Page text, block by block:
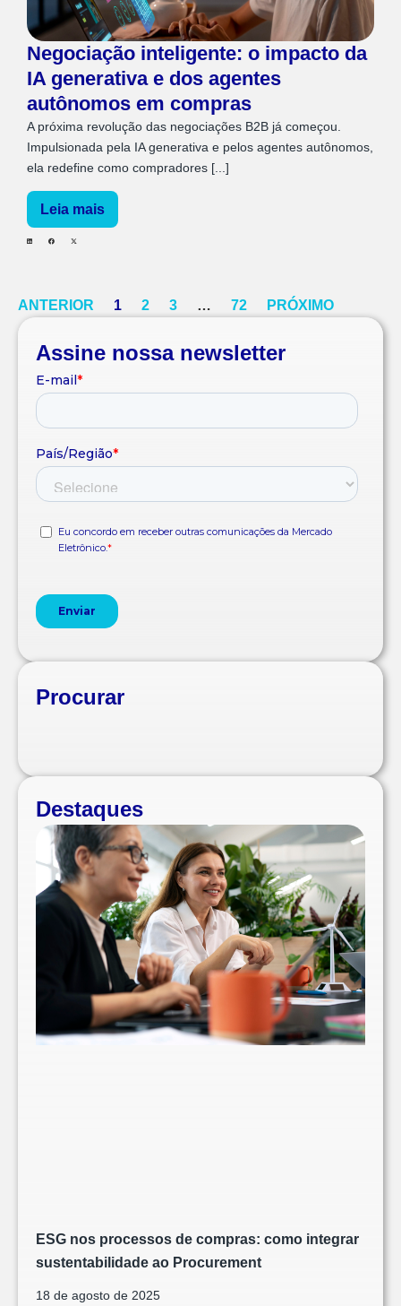
Negociação inteligente: o impacto da
IA generativa e dos agentes
autônomos em compras
A próxima revolução das negociações B2B já começou.
Impulsionada pela IA generativa e pelos agentes autônomos,
ela redefine como compradores [...]
Leia mais
ANTERIOR 1 2 3 … 72 PRÓXIMO
Assine nossa newsletter
Procurar
Destaques
ESG nos processos de compras: como integrar
sustentabilidade ao Procurement
18 de agosto de 2025